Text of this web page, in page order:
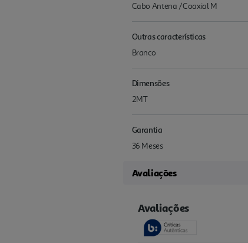
Cabo Antena /Coaxial M
Outras características
Branco
Dimensões
2MT
Garantia
36 Meses
Avaliações